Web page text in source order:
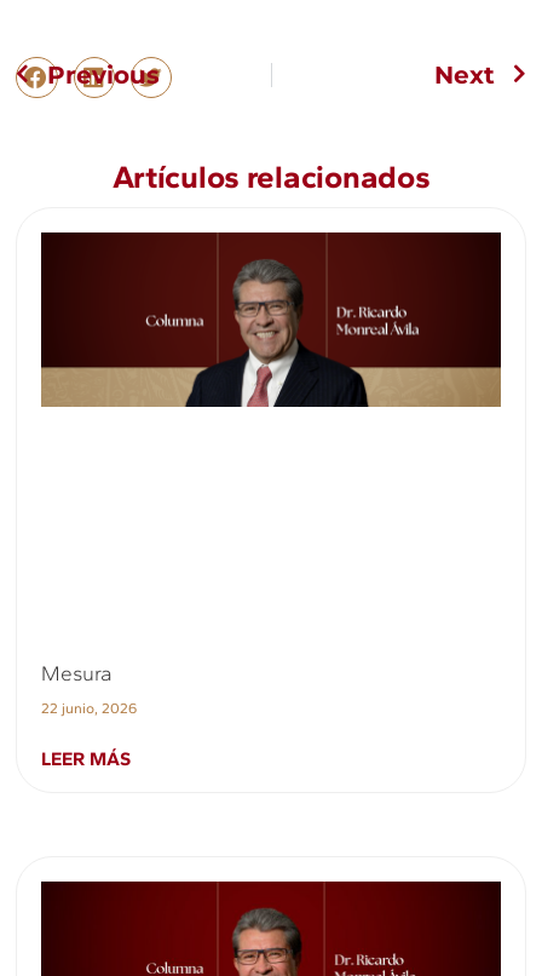
Previous Next
Artículos relacionados
Mesura
22 junio, 2026
LEER MÁS